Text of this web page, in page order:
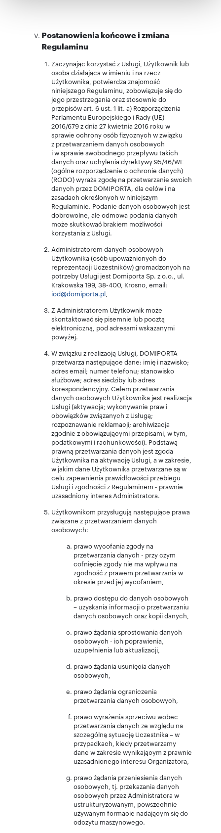
Postanowienia końcowe i zmiana
Regulaminu
Zaczynając korzystać z Usługi, Użytkownik lub
osoba działająca w imieniu i na rzecz
Użytkownika, potwierdza znajomość
niniejszego Regulaminu, zobowiązuje się do
jego przestrzegania oraz stosownie do
przepisów art. 6 ust. 1 lit. a) Rozporządzenia
Parlamentu Europejskiego i Rady (UE)
2016/679 z dnia 27 kwietnia 2016 roku w
sprawie ochrony osób fizycznych w związku
z przetwarzaniem danych osobowych
i w sprawie swobodnego przepływu takich
danych oraz uchylenia dyrektywy 95/46/WE
(ogólne rozporządzenie o ochronie danych)
(RODO) wyraża zgodę na przetwarzanie swoich
danych przez DOMIPORTA, dla celów i na
zasadach określonych w niniejszym
Regulaminie. Podanie danych osobowych jest
dobrowolne, ale odmowa podania danych
może skutkować brakiem możliwości
korzystania z Usługi.
Administratorem danych osobowych
Użytkownika (osób upoważnionych do
reprezentacji Uczestników) gromadzonych na
potrzeby Usługi jest Domiporta Sp. z o.o., ul.
Krakowska 199, 38-400, Krosno, email:
iod@domiporta.pl
Z Administratorem Użytkownik może
skontaktować się pisemnie lub pocztą
elektroniczną, pod adresami wskazanymi
powyżej.
W związku z realizacją Usługi, DOMIPORTA
przetwarza następujące dane: imię i nazwisko;
adres email; numer telefonu; stanowisko
służbowe; adres siedziby lub adres
korespondencyjny. Celem przetwarzania
danych osobowych Użytkownika jest realizacja
Usługi (aktywacja; wykonywanie praw i
obowiązków związanych z Usługą;
rozpoznawanie reklamacji; archiwizacja
zgodnie z obowiązującymi przepisami, w tym,
podatkowymi i rachunkowości). Podstawą
prawną przetwarzania danych jest zgoda
Użytkownika na aktywację Usługi, a w zakresie,
w jakim dane Użytkownika przetwarzane są w
celu zapewnienia prawidłowości przebiegu
Usługi i zgodności z Regulaminem - prawnie
uzasadniony interes Administratora.
Użytkownikom przysługują następujące prawa
związane z przetwarzaniem danych
osobowych:
prawo wycofania zgody na
przetwarzania danych - przy czym
cofnięcie zgody nie ma wpływu na
zgodność z prawem przetwarzania w
okresie przed jej wycofaniem,
prawo dostępu do danych osobowych
– uzyskania informacji o przetwarzaniu
danych osobowych oraz kopii danych,
prawo żądania sprostowania danych
osobowych - ich poprawienia,
uzupełnienia lub aktualizacji,
prawo żądania usunięcia danych
osobowych,
prawo żądania ograniczenia
przetwarzania danych osobowych,
prawo wyrażenia sprzeciwu wobec
przetwarzania danych ze względu na
szczególną sytuację Uczestnika – w
przypadkach, kiedy przetwarzamy
dane w zakresie wynikającym z prawnie
uzasadnionego interesu Organizatora,
prawo żądania przeniesienia danych
osobowych, tj. przekazania danych
osobowych przez Administratora w
ustrukturyzowanym, powszechnie
używanym formacie nadającym się do
odczytu maszynowego.